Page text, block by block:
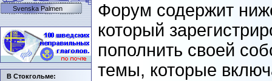
Форум содержит
который
пополнить своей
темы, которые
Svenska Palmen
В Стокгольме: